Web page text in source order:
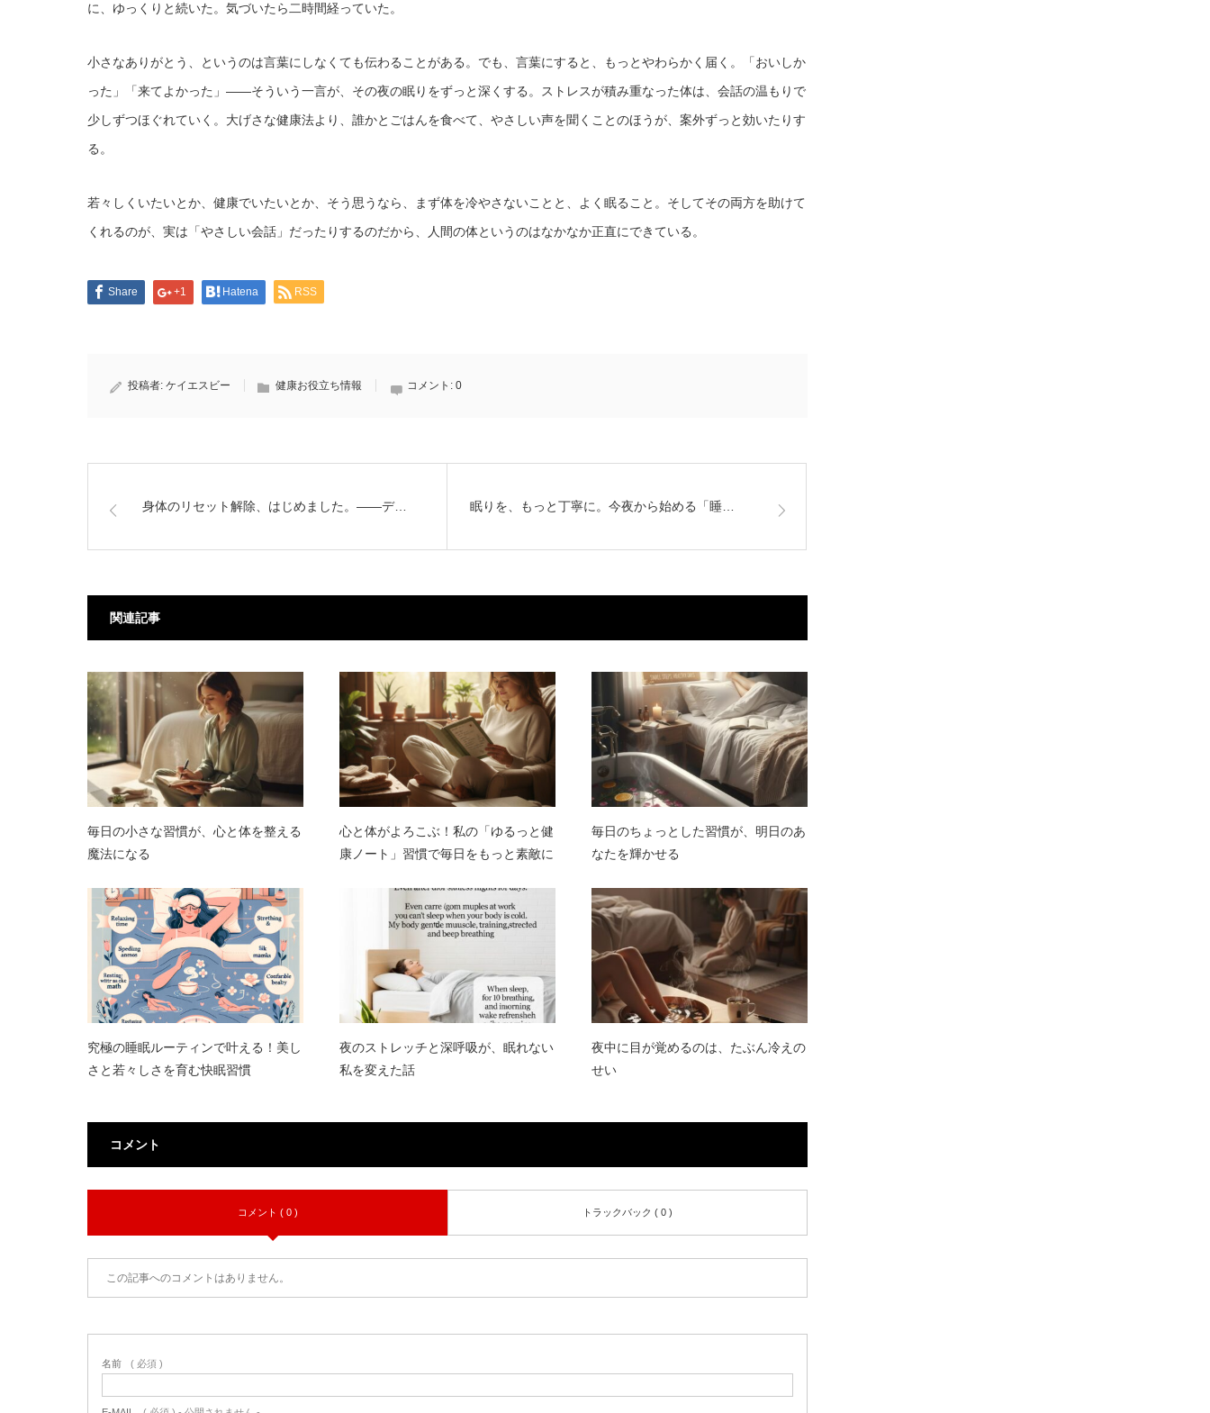
に、ゆっくりと続いた。気づいたら二時間経っていた。
小さなありがとう、というのは言葉にしなくても伝わることがある。でも、言葉にすると、もっとやわらかく届く。「おいしか
った」「来てよかった」——そういう一言が、その夜の眠りをずっと深くする。ストレスが積み重なった体は、会話の温もりで
少しずつほぐれていく。大げさな健康法より、誰かとごはんを食べて、やさしい声を聞くことのほうが、案外ずっと効いたりす
る。
若々しくいたいとか、健康でいたいとか、そう思うなら、まず体を冷やさないことと、よく眠ること。そしてその両方を助けて
くれるのが、実は「やさしい会話」だったりするのだから、人間の体というのはなかなか正直にできている。
Share +1 Hatena RSS
投稿者: ケイエスビー 健康お役立ち情報 コメント: 0
身体のリセット解除、はじめました。——デ… 眠りを、もっと丁寧に。今夜から始める「睡…
関連記事
毎日の小さな習慣が、心と体を整える
魔法になる
心と体がよろこぶ！私の「ゆるっと健
康ノート」習慣で毎日をもっと素敵に
毎日のちょっとした習慣が、明日のあ
なたを輝かせる
究極の睡眠ルーティンで叶える！美し
さと若々しさを育む快眠習慣
夜のストレッチと深呼吸が、眠れない
私を変えた話
夜中に目が覚めるのは、たぶん冷えの
せい
コメント
コメント ( 0 ) トラックバック ( 0 )
この記事へのコメントはありません。
名前 ( 必須 )